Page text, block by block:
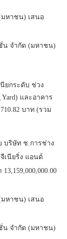
มหาชน) เสนอ
น จํากัด (มหาชน)
ยกระดับ ช่วง
และอาคาร
บาท (รวม
บริษัท ช.การช่าง
เนียริ่ง แอนด์
มหาชน) เสนอ
น จํากัด (มหาชน)